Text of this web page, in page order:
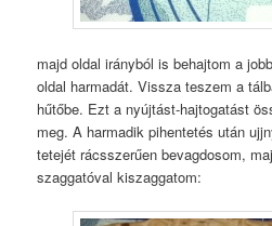
majd oldal irányból is behajtom a
oldal harmadát. Vissza teszem a
hűtőbe. Ezt a nyújtást-hajtogatást
meg. A harmadik pihentetés után
tetejét rácsszerűen bevagdosom,
szaggatóval kiszaggatom: